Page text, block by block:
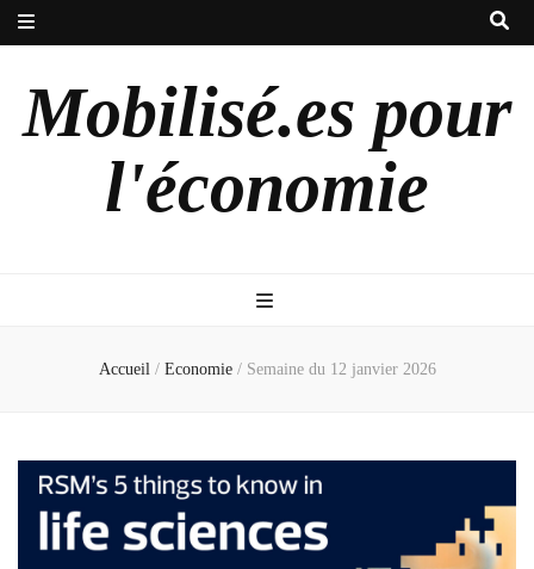
Mobilisé.es pour
l'économie
Accueil / Economie / Semaine du 12 janvier 2026